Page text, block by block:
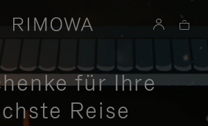
für Ihre
Reise